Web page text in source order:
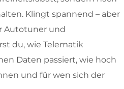
Klingt spannend – aber
Autotuner und
du, wie Telematik
Daten passiert, wie hoch
und für wen sich der